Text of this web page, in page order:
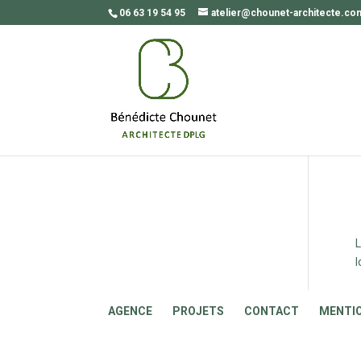
06 63 19 54 95 atelier@chounet-
AGENCE PROJETS CONTACT